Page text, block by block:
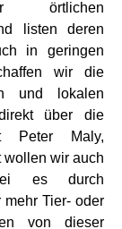
örtlichen
listen deren
in geringen
wir die
und lokalen
über die
Peter Maly,
wollen wir auch
es durch
Tier- oder
von dieser